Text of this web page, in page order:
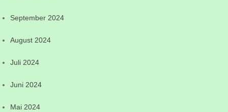
September 2024
August 2024
Juli 2024
Juni 2024
Mai 2024